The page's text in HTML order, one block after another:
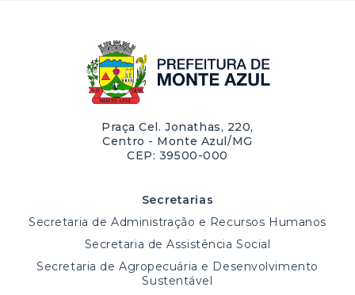
Praça Cel. Jonathas, 220,
Centro - Monte Azul/MG
CEP: 39500-000
Secretarias
Secretaria de Administração e Recursos Humanos
Secretaria de Assistência Social
Secretaria de Agropecuária e Desenvolvimento
Sustentável